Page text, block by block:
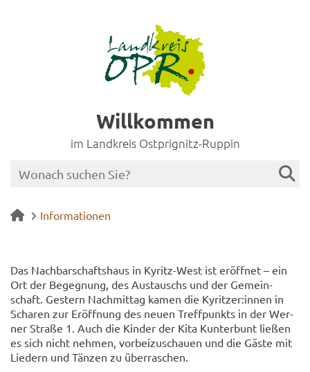
Willkommen
im Landkreis Ostprignitz-Ruppin
Informationen
Das Nach­bar­schafts­haus in Kyritz-​West ist er­öff­net – ein
Ort der Be­geg­nung, des Aus­tauschs und der Ge­mein­
schaft. Ges­tern Nach­mit­tag kamen die Ky­rit­zer:innen in
Scha­ren zur Er­öff­nung des neuen Treff­punkts in der Wer­
ner Stra­ße 1. Auch die Kin­der der Kita Kun­ter­bunt lie­ßen
es sich nicht neh­men, vor­bei­zu­schau­en und die Gäste mit
Lie­dern und Tän­zen zu über­ra­schen.